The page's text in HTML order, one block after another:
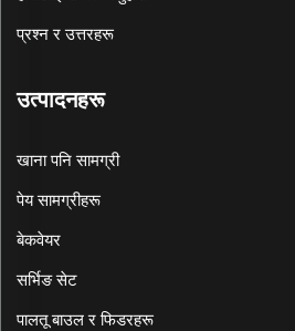
प्रश्न र उत्तरहरू
उत्पादनहरू
खाना पनि सामग्री
पेय सामग्रीहरू
बेकवेयर
सर्भिङ सेट
पालतू बाउल र फिडरहरू